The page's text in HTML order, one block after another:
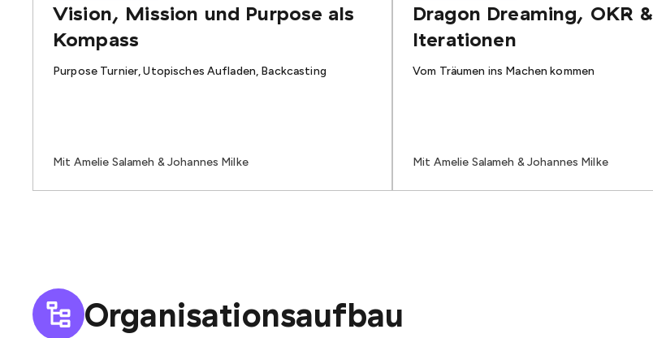
Vision, Mission und Purpose als
Kompass
Purpose Turnier, Utopisches Aufladen, Backcasting
Mit Amelie Salameh & Johannes Milke
Dragon Dreaming, OKR &
Iterationen
Vom Träumen ins Machen kommen
Mit Amelie Salameh & Johannes Milke
Organisationsaufbau